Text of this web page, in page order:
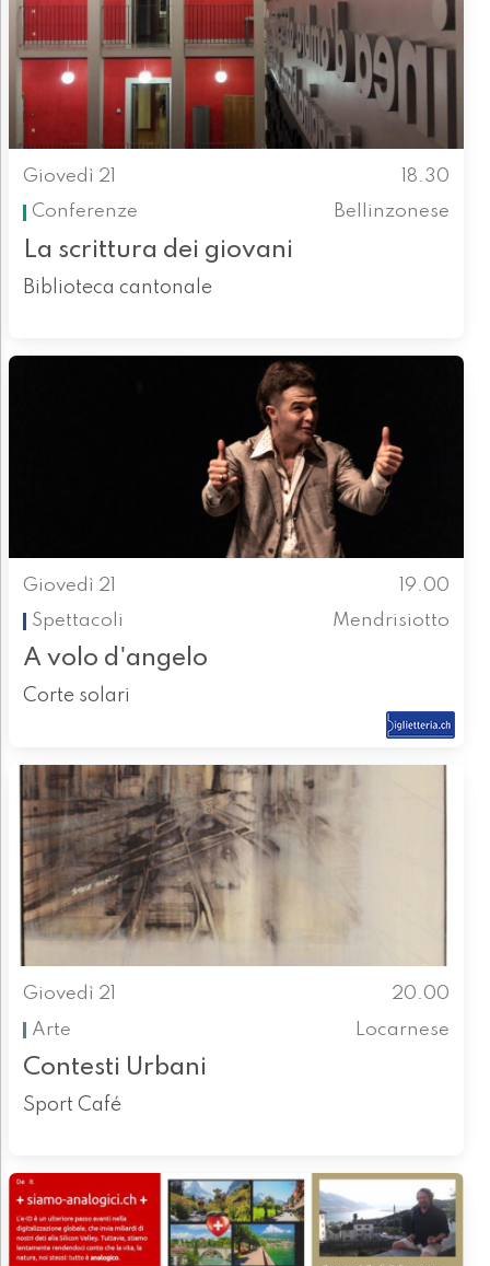
Giovedì 21
18.30
Conferenze
Bellinzonese
La scrittura dei giovani
Biblioteca cantonale
Giovedì 21
19.00
Spettacoli
Mendrisiotto
A volo d'angelo
Corte solari
Giovedì 21
20.00
Arte
Locarnese
Contesti Urbani
Sport Café